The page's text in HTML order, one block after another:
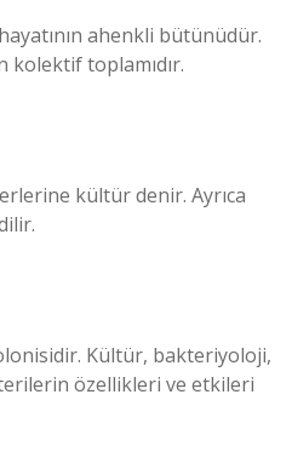
ahenkli bütünüdür.
kolektif toplamıdır.
kültür denir. Ayrıca
Kültür, bakteriyoloji,
özellikleri ve etkileri